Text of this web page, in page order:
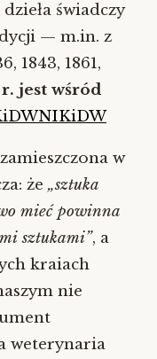
świadczy
— m.in. z
1843, 1861,
r. jest wśród
NIKiDW
w
że „sztuka
mieć powinna
sztukami”, a
kraiach
nie
weterynaria